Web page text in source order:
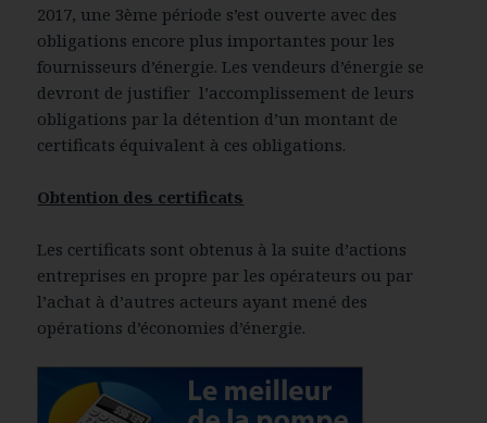
2017, une 3ème période s’est ouverte avec des
obligations encore plus importantes pour les
fournisseurs d’énergie. Les vendeurs d’énergie se
devront de justifier l’accomplissement de leurs
obligations par la détention d’un montant de
certificats équivalent à ces obligations.
Obtention des certificats
Les certificats sont obtenus à la suite d’actions
entreprises en propre par les opérateurs ou par
l’achat à d’autres acteurs ayant mené des
opérations d’économies d’énergie.